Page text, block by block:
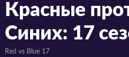
Красные
Синих: 17
Red vs Blue 17